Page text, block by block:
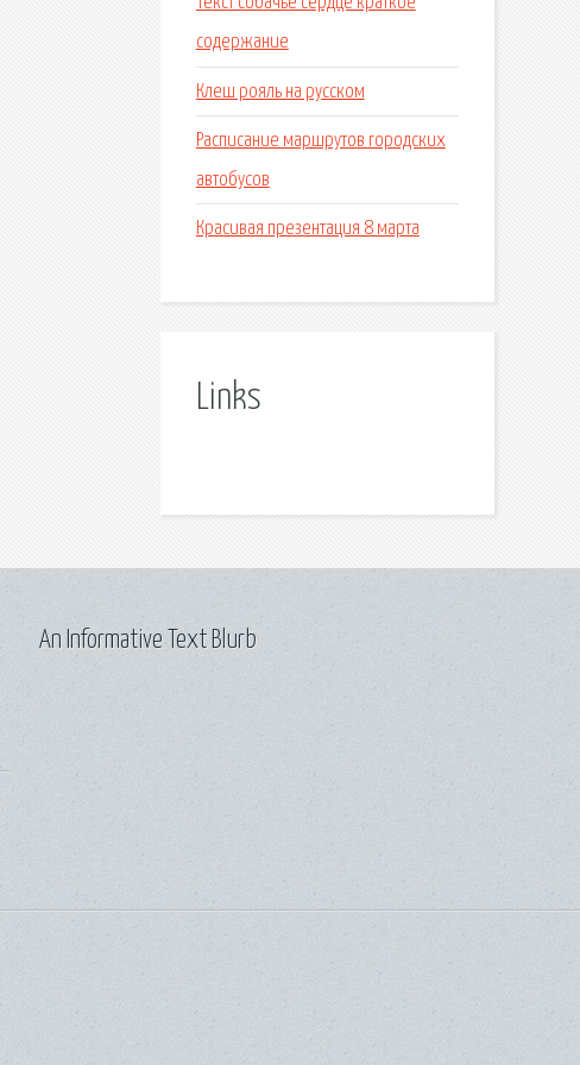
содержание
Клеш рояль на русском
Расписание маршрутов городских
автобусов
Красивая презентация 8 марта
Links
An Informative Text Blurb